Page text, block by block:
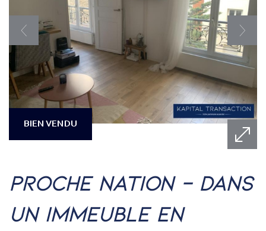
BIEN VENDU
proche nation - dans
un immeuble en